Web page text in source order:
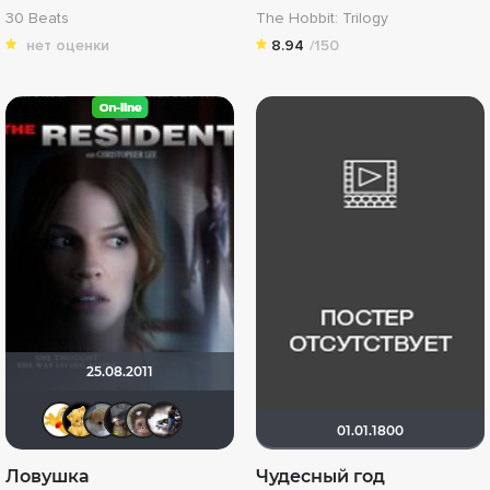
30 Beats
нет оценки
The Hobbit: Trilogy
8.94 /150
25.08.2011
Thedenya
Алина28
Ловушка
01.01.1800
Чудесный год